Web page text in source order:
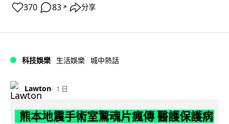
370 83 ↗ 分享
科技娛樂 生活娛樂 城中熱話
Lawton 1 日
熊本地震手術室驚魂片瘋傳 醫護保護病